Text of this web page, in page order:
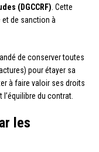
(DGCCRF). Cette
et de sanction à
de conserver toutes
pour étayer sa
à faire valoir ses droits
du contrat.
les